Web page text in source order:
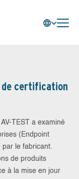
de certification
TEST a examiné
(Endpoint
par le fabricant.
de produits
à la mise en jour